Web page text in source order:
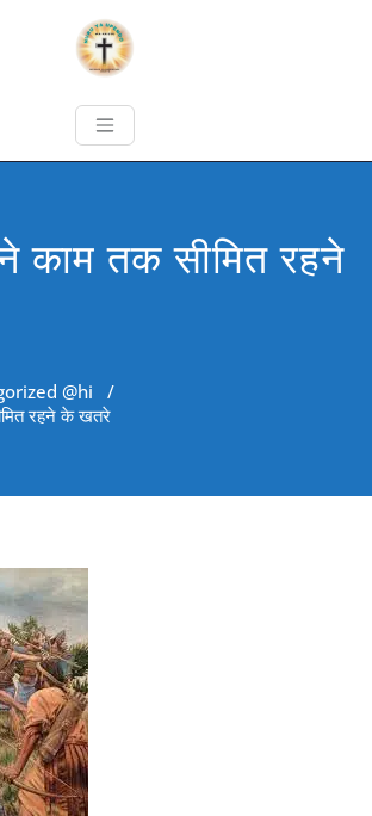
काम तक सीमित रहने
@hi /
रहने के खतरे